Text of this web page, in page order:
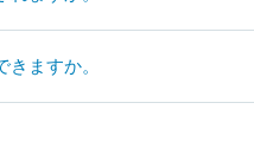
ますか。